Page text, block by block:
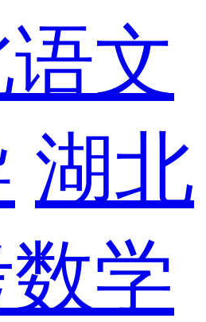
文
湖北
学